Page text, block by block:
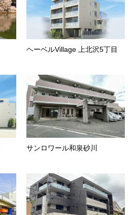
ヘーベルVillage 上北沢5丁目
サンロワール和泉砂川